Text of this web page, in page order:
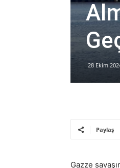
28 Ekim
Paylaş
Gazze